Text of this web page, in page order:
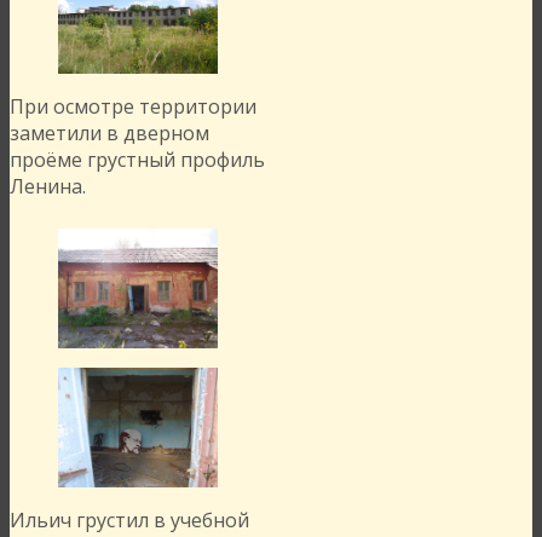
При осмотре территории
заметили в дверном
проёме грустный профиль
Ленина.
Ильич грустил в учебной